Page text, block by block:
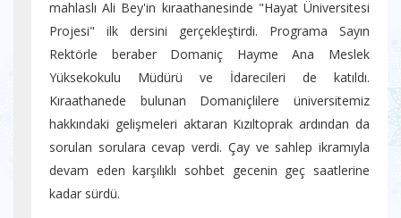
mahlaslı Ali Bey'in kıraathanesinde "Hayat Üniversitesi
Projesi" ilk dersini gerçekleştirdi. Programa Sayın
Rektörle beraber Domaniç Hayme Ana Meslek
Yüksekokulu Müdürü ve İdarecileri de katıldı.
Kıraathanede bulunan Domaniçlilere üniversitemiz
hakkındaki gelişmeleri aktaran Kızıltoprak ardından da
sorulan sorulara cevap verdi. Çay ve sahlep ikramıyla
devam eden karşılıklı sohbet gecenin geç saatlerine
kadar sürdü.